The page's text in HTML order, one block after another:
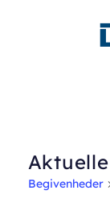
Gå til
Begivenheder